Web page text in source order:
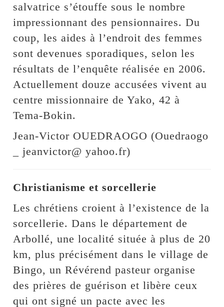
salvatrice s’étouffe sous le nombre
impressionnant des pensionnaires. Du
coup, les aides à l’endroit des femmes
sont devenues sporadiques, selon les
résultats de l’enquête réalisée en 2006.
Actuellement douze accusées vivent au
centre missionnaire de Yako, 42 à
Tema-Bokin.
Jean-Victor OUEDRAOGO (Ouedraogo
_ jeanvictor@ yahoo.fr)
Christianisme et sorcellerie
Les chrétiens croient à l’existence de la
sorcellerie. Dans le département de
Arbollé, une localité située à plus de 20
km, plus précisément dans le village de
Bingo, un Révérend pasteur organise
des prières de guérison et libère ceux
qui ont signé un pacte avec les